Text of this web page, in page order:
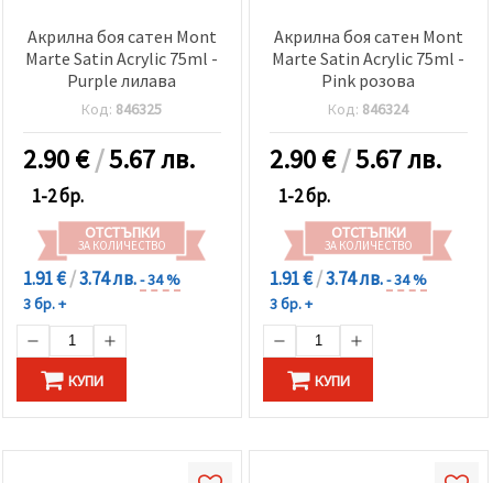
Акрилна боя сатен Mont
Marte Satin Acrylic 75ml -
Purple лилава
Код: 846325
2.90€/5.67 лв.
1-2 бр.
ОТСТЪПКИ
ЗА КОЛИЧЕСТВО
1.91 €/3.74 лв.- 34 %
3 бр. +
КУПИ
Акрилна боя сатен Mont
Marte Satin Acrylic 75ml -
Pink розова
Код: 846324
2.90€/5.67 лв.
1-2 бр.
ОТСТЪПКИ
ЗА КОЛИЧЕСТВО
1.91 €/3.74 лв.- 34 %
3 бр. +
КУПИ